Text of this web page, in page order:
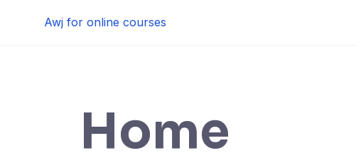
Awj for online courses
Home